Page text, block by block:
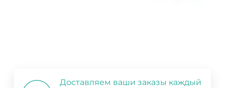
Доставляем ваши заказы каждый